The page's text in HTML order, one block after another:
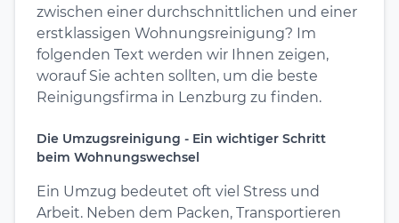
zwischen einer durchschnittlichen und einer
erstklassigen Wohnungsreinigung? Im
folgenden Text werden wir Ihnen zeigen,
worauf Sie achten sollten, um die beste
Reinigungsfirma in Lenzburg zu finden.
Die Umzugsreinigung - Ein wichtiger Schritt
beim Wohnungswechsel
Ein Umzug bedeutet oft viel Stress und
Arbeit. Neben dem Packen, Transportieren